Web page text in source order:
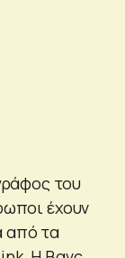
του
έχουν
από τα